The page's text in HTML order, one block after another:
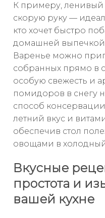
К примеру, ленивый
скорую руку —
кто хочет быстро
домашней
Варенье можно
собранных прямо в
особую свежесть и
помидоров в снегу
способ
летний вкус и
обеспечив стол
овощами в
Вкусные
простота и
вашей кухне